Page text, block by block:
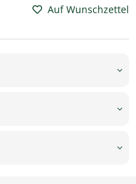
Auf Wunschzettel